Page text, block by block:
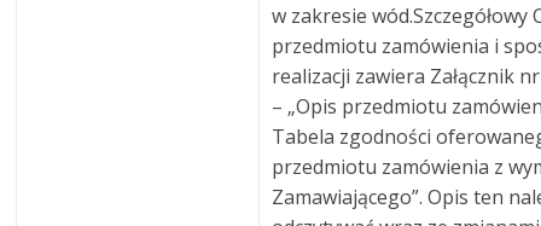
w zakresie wód.Szczegółowy
przedmiotu zamówienia i
realizacji zawiera Załącznik
– „Opis przedmiotu
Tabela zgodności
przedmiotu zamówienia z
Zamawiającego”. Opis ten